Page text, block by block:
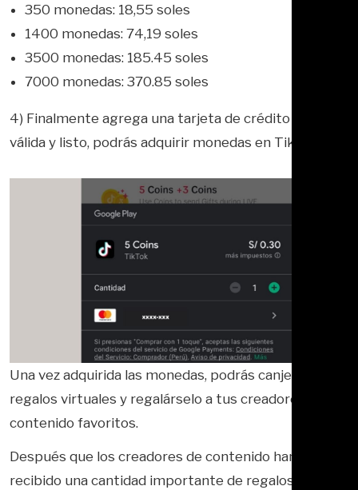
350 monedas: 18,55 soles
1400 monedas: 74,19 soles
3500 monedas: 185.45 soles
7000 monedas: 370.85 soles
4) Finalmente agrega una tarjeta de crédito o débito
válida y listo, podrás adquirir monedas en TikTok.
Una vez adquirida las monedas, podrás canjearlas por
regalos virtuales y regalárselo a tus creadores de
contenido favoritos.
Después que los creadores de contenido han
recibido una cantidad importante de regalos, pueden